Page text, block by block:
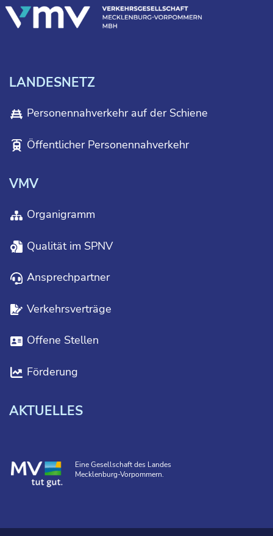
Eine Gesellschaft des Landes
Mecklenburg-Vorpommern.
LANDESNETZ
Personennahverkehr auf der Schiene
Öffentlicher Personennahverkehr
VMV
Organigramm
Qualität im SPNV
Ansprechpartner
Verkehrsverträge
Offene Stellen
Förderung
AKTUELLES